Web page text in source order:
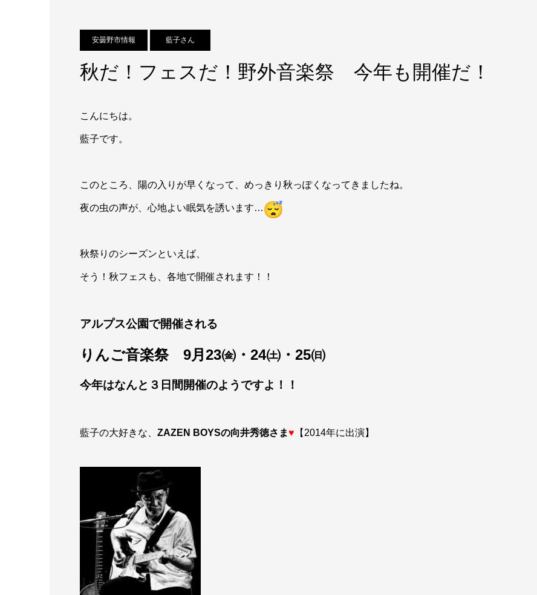
安曇野市情報 藍子さん
秋だ！フェスだ！野外音楽祭 今年も開催だ！
こんにちは。
藍子です。
このところ、陽の入りが早くなって、めっきり秋っぽくなってきましたね。
夜の虫の声が、心地よい眠気を誘います…
秋祭りのシーズンといえば、
そう！秋フェスも、各地で開催されます！！
アルプス公園で開催される
りんご音楽祭 9月23㈮・24㈯・25㈰
今年はなんと３日間 開催のようですよ！！
藍子の大好きな、 ZAZEN BOYSの向井秀徳さま♥ 【2014年に出演】